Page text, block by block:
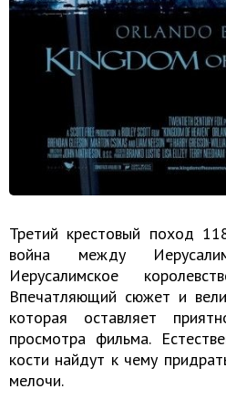
Третий крестовый поход
война между
Иерусалимское
Впечатляющий сюжет и
которая оставляет
просмотра фильма.
кости найдут к чему
мелочи.